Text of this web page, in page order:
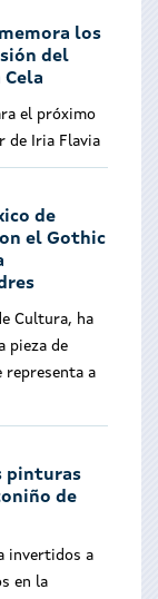
los
del
Cela
el próximo
de Iria Flavia
de
el Gothic
Cultura, ha
pieza de
representa a
pinturas
de
invertidos a
en la